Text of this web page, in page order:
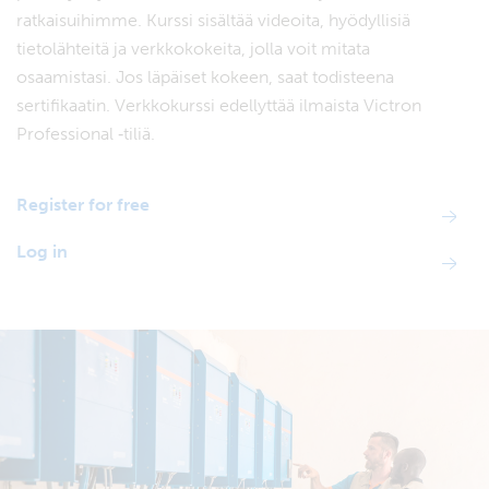
ratkaisuihimme. Kurssi sisältää videoita, hyödyllisiä
tietolähteitä ja verkkokokeita, jolla voit mitata
osaamistasi. Jos läpäiset kokeen, saat todisteena
sertifikaatin. Verkkokurssi edellyttää ilmaista Victron
Professional ‑tiliä.
Register for free
Log in